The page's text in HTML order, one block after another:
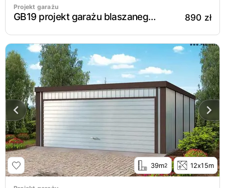
Projekt garażu
GB19 projekt garażu blaszanego dwustanowiskowego 890 zł
39m2 12x15m